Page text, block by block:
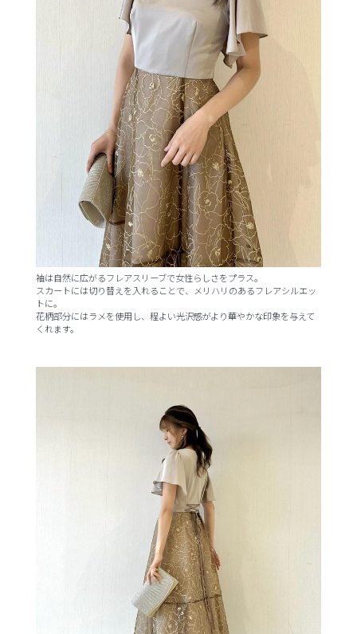
袖は自然に広がるフレアスリーブで女性らしさをプラス。
スカートには切り替えを入れることで、メリハリのあるフレアシルエッ
トに。
花柄部分にはラメを使用し、程よい光沢感がより華やかな印象を与えて
くれます。